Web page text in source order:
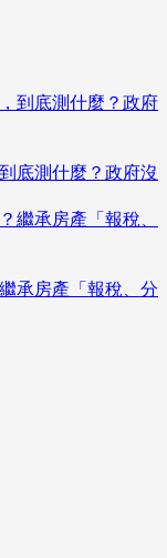
底測什麼？政府沒
承房產「報稅、分